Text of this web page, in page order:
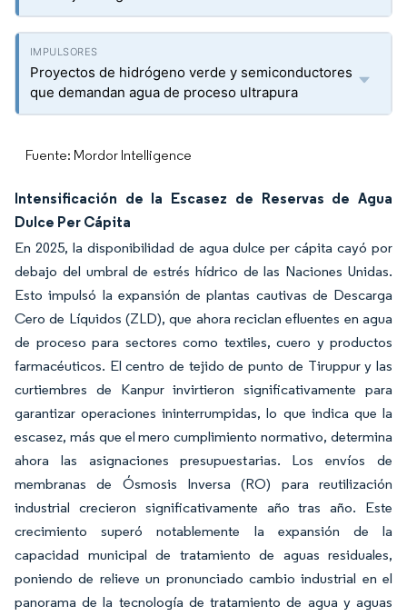
Proyectos de hidrógeno verde y semiconductores
que demandan agua de proceso ultrapura
Fuente: Mordor Intelligence
Intensificación de la Escasez de Reservas de Agua
Dulce Per Cápita
En 2025, la disponibilidad de agua dulce per cápita cayó por
debajo del umbral de estrés hídrico de las Naciones Unidas.
Esto impulsó la expansión de plantas cautivas de Descarga
Cero de Líquidos (ZLD), que ahora reciclan efluentes en agua
de proceso para sectores como textiles, cuero y productos
farmacéuticos. El centro de tejido de punto de Tiruppur y las
curtiembres de Kanpur invirtieron significativamente para
garantizar operaciones ininterrumpidas, lo que indica que la
escasez, más que el mero cumplimiento normativo, determina
ahora las asignaciones presupuestarias. Los envíos de
membranas de Ósmosis Inversa (RO) para reutilización
industrial crecieron significativamente año tras año. Este
crecimiento superó notablemente la expansión de la
capacidad municipal de tratamiento de aguas residuales,
poniendo de relieve un pronunciado cambio industrial en el
panorama de la tecnología de tratamiento de agua y aguas